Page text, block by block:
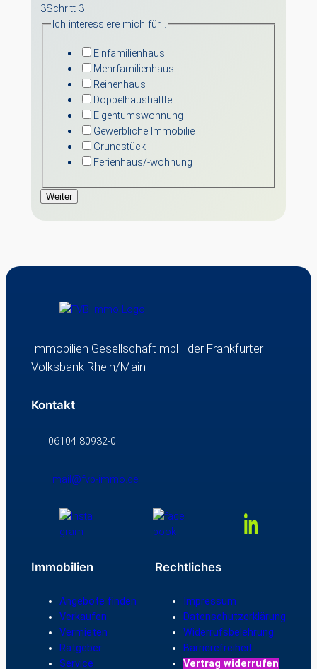
3Schritt 3
Ich interessiere mich für…
Einfamilienhaus
Mehrfamilienhaus
Reihenhaus
Doppelhaushälfte
Eigentumswohnung
Gewerbliche Immobilie
Grundstück
Ferienhaus/-wohnung
Weiter
Immobilien Gesellschaft mbH der Frankfurter
Volksbank Rhein/Main
Kontakt
06104 80932-0
mail@fvb-immo.de
Immobilien
Angebote finden
Verkaufen
Vermieten
Ratgeber
Service
Rechtliches
Impressum
Datenschutzerklärung
Widerrufsbelehrung
Barrierefreiheit
Vertrag widerrufen